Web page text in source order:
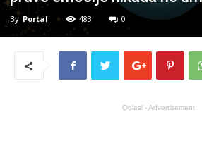
By Portal 483 0
Oglasi - Advertisement